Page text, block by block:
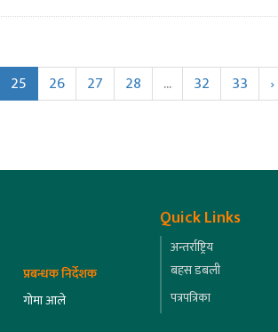
25 26 27 28 ... 32 33 ›
प्रबन्धक निर्देशक
गोमा आले
Quick Links
अन्तर्राष्ट्रिय
बहस डबली
पत्रपत्रिका